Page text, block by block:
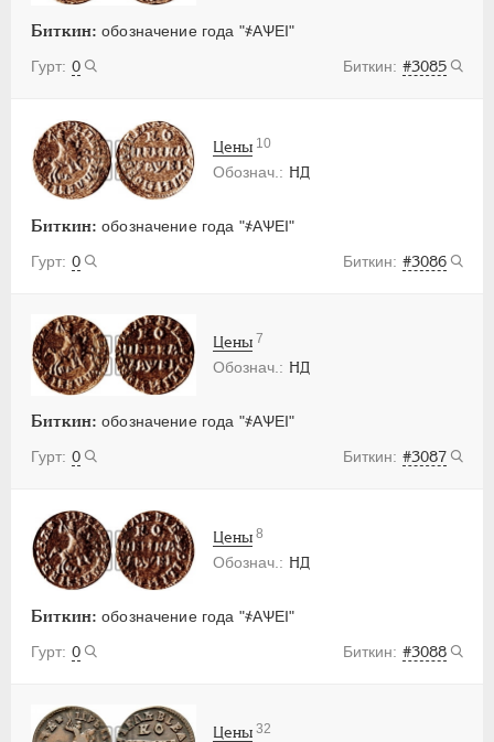
Биткин: обозначение года "҂АѰЕI"
0
#3085
НД
Биткин: обозначение года "҂АѰЕI"
0
#3086
Цены 10
НД
Биткин: обозначение года "҂АѰЕI"
0
#3087
Цены 7
НД
Биткин: обозначение года "҂АѰЕI"
0
#3088
Цены 8
Цены 32